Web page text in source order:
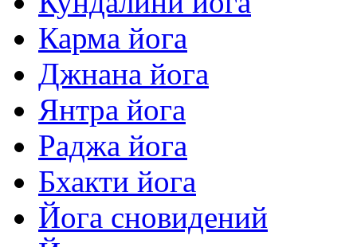
Карма йога
Джнана йога
Янтра йога
Раджа йога
Бхакти йога
Йога сновидений